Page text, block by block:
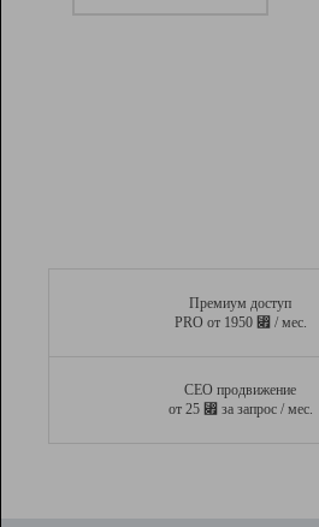
Премиум доступ
PRO от 1950 ⃏ / мес.
СЕО продвижение
от 25 ⃏ за запрос / мес.